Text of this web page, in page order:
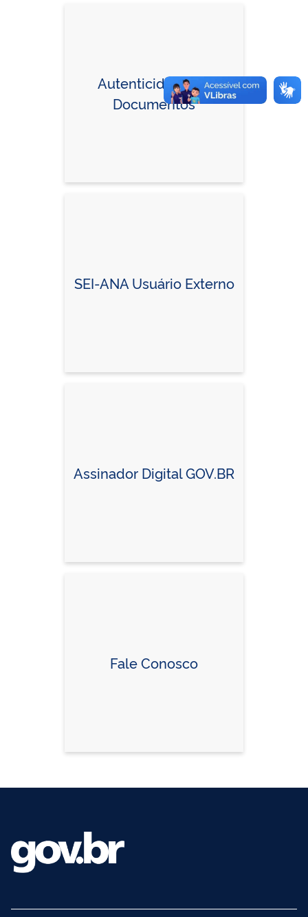
Autenticidade de
Documentos
SEI-ANA Usuário Externo
Assinador Digital GOV.BR
Fale Conosco